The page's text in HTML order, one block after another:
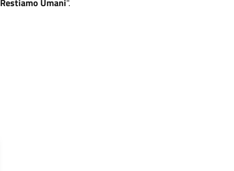
Restiamo Umani".